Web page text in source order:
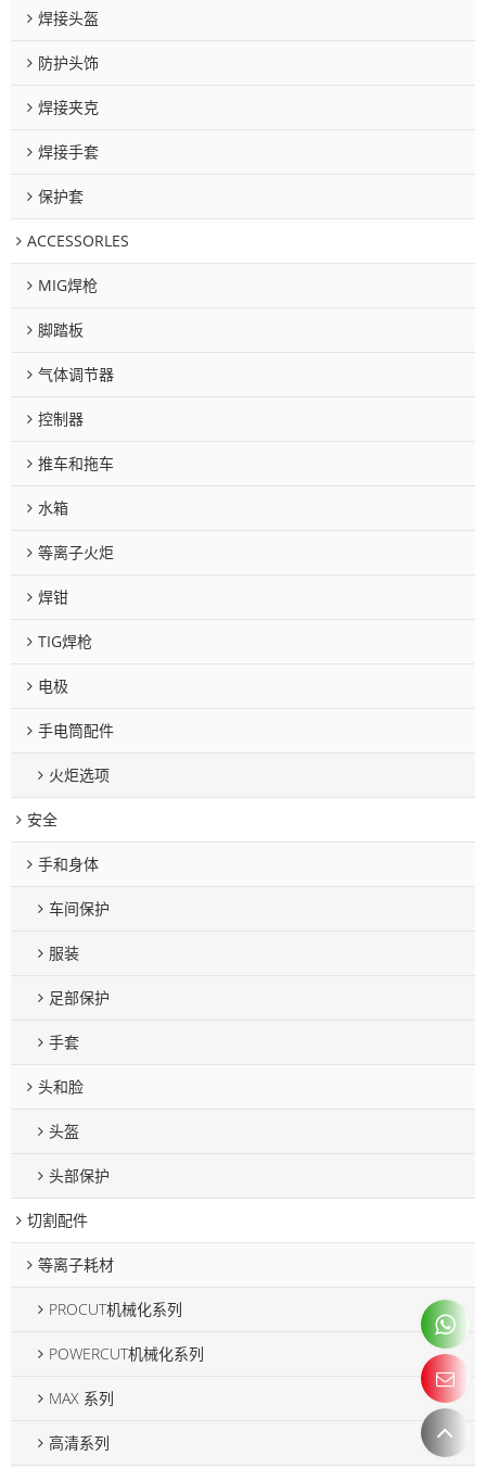
焊接头盔
防护头饰
焊接夹克
焊接手套
保护套
ACCESSORLES
MIG焊枪
脚踏板
气体调节器
控制器
推车和拖车
水箱
等离子火炬
焊钳
TIG焊枪
电极
手电筒配件
火炬选项
安全
手和身体
车间保护
服装
足部保护
手套
头和脸
头盔
头部保护
切割配件
等离子耗材
PROCUT机械化系列
POWERCUT机械化系列
MAX 系列
高清系列